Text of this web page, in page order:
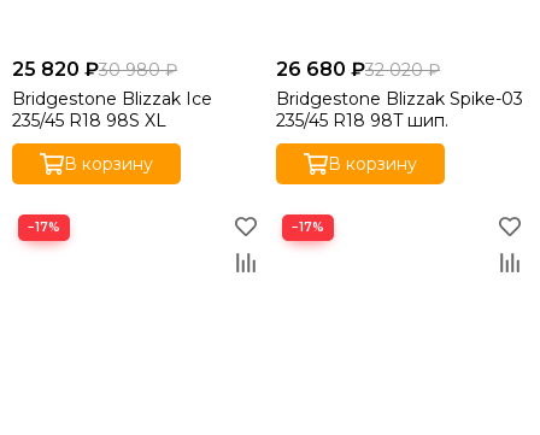
25 820 ₽30 980 ₽
Bridgestone Blizzak Ice
235/45 R18 98S XL
В корзину
26 680 ₽32 020 ₽
Bridgestone Blizzak Spike-03
235/45 R18 98T шип.
В корзину
−17% −17%